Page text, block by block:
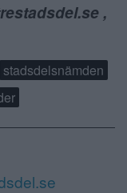
,
stadsdelsnämden